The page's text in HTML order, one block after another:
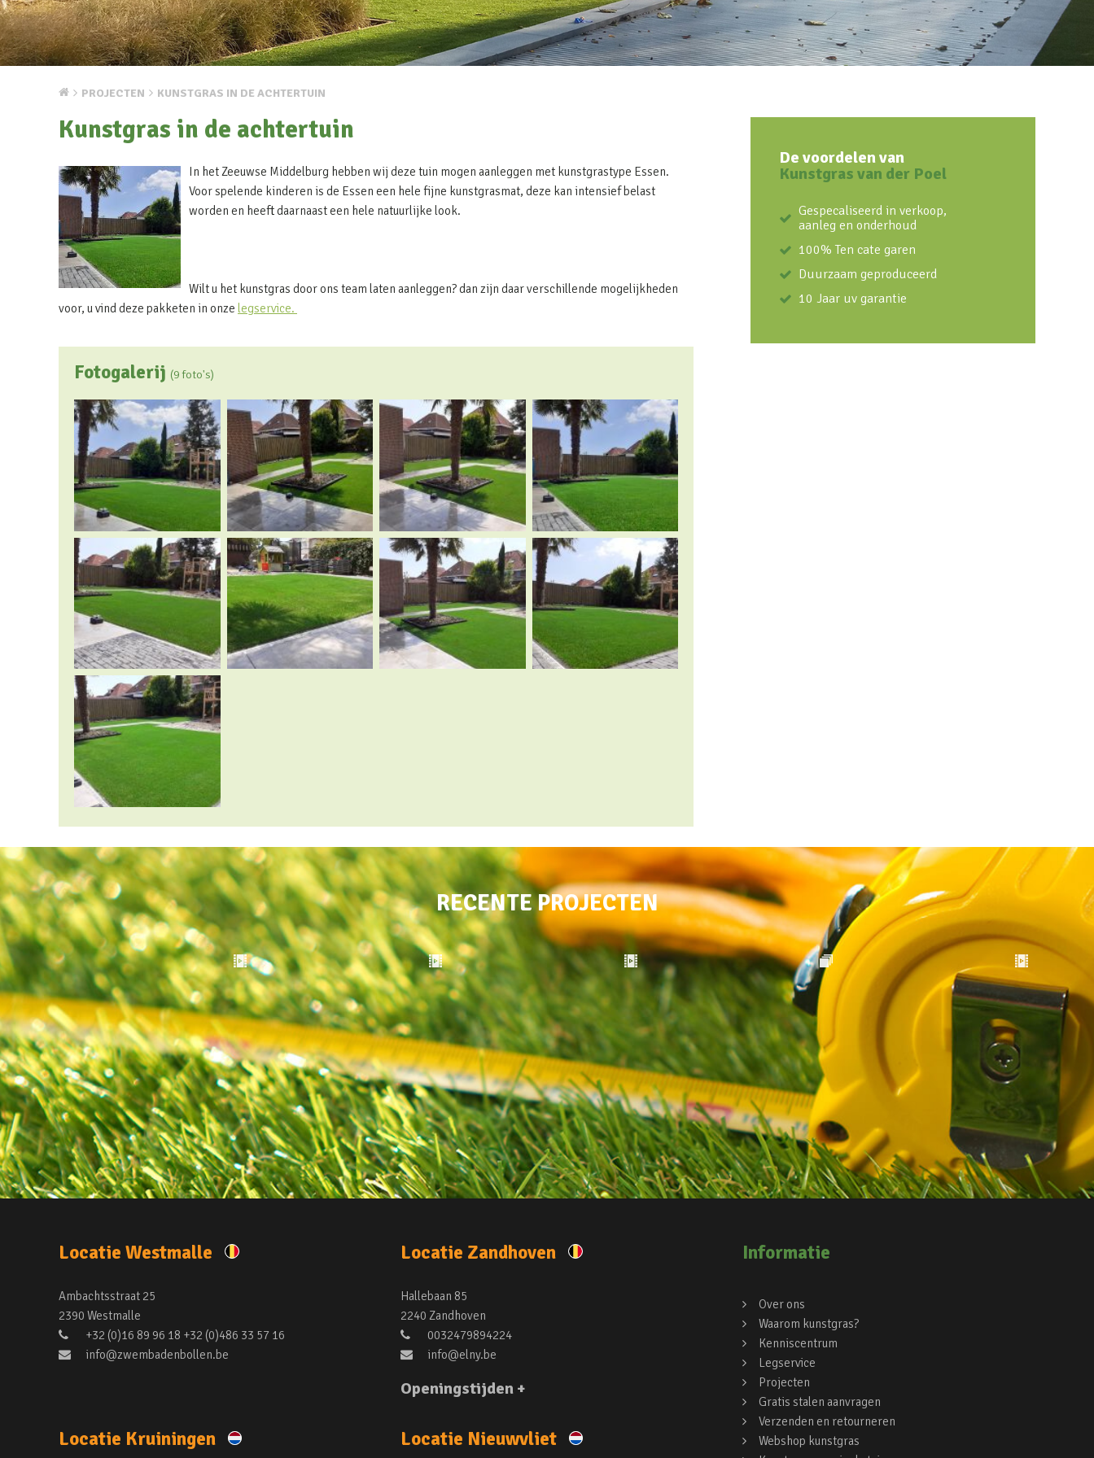
PROJECTEN KUNSTGRAS IN DE ACHTERTUIN
Kunstgras in de achtertuin
In het Zeeuwse Middelburg hebben wij deze tuin mogen aanleggen met kunstgrastype Essen.
Voor spelende kinderen is de Essen een hele fijne kunstgrasmat, deze kan intensief belast
worden en heeft daarnaast een hele natuurlijke look.
Wilt u het kunstgras door ons team laten aanleggen? dan zijn daar verschillende mogelijkheden
voor, u vind deze pakketen in onze legservice.
Fotogalerij (9 foto's)
De voordelen van
Kunstgras van der Poel
Gespecaliseerd in verkoop,
aanleg en onderhoud
100% Ten cate garen
Duurzaam geproduceerd
10 Jaar uv garantie
RECENTE PROJECTEN
Locatie Westmalle
Ambachtsstraat 25
2390 Westmalle
+32 (0)16 89 96 18 +32 (0)486 33 57 16
info@zwembadenbollen.be
Locatie Zandhoven
Hallebaan 85
2240 Zandhoven
0032479894224
info@elny.be
Openingstijden +
Locatie Kruiningen Locatie Nieuwvliet
Informatie
Over ons
Waarom kunstgras?
Kenniscentrum
Legservice
Projecten
Gratis stalen aanvragen
Verzenden en retourneren
Webshop kunstgras